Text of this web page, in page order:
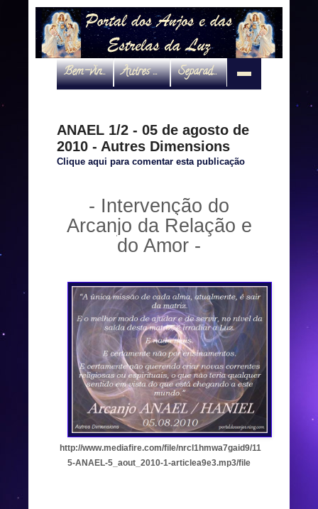
Bem-vindo Autres Dimensions Separadas por interveniente
ANAEL 1/2 - 05 de agosto de
2010 - Autres Dimensions
Clique aqui para comentar esta publicação
- Intervenção do
Arcanjo da Relação e
do Amor -
http://www.mediafire.com/file/nrcl1hmwa7gaid9/11
5-ANAEL-5_aout_2010-1-articlea9e3.mp3/file